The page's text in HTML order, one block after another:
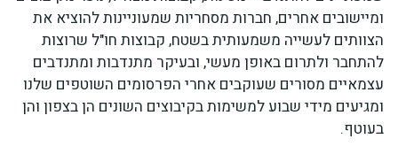
ומיישובים אחרים, חברות מסחריות שמעוניינות להוציא את
הצוותים לעשייה משמעותית בשטח, קבוצות חו"ל שרוצות
להתחבר ולתרום באופן מעשי, ובעיקר מתנדבות ומתנדבים
עצמאיים מסורים שעוקבים אחרי הפרסומים השוטפים שלנו
ומגיעים מידי שבוע למשימות בקיבוצים השונים הן בצפון והן
בעוטף.